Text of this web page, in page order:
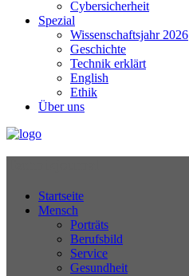
Cybersicherheit
Spezial
Wissenschaftsjahr 2026
Geschichte
Technik erklärt
English
Ethik
Über uns
Startseite
Mensch
Porträts
Berufsbild
Service
Gesundheit